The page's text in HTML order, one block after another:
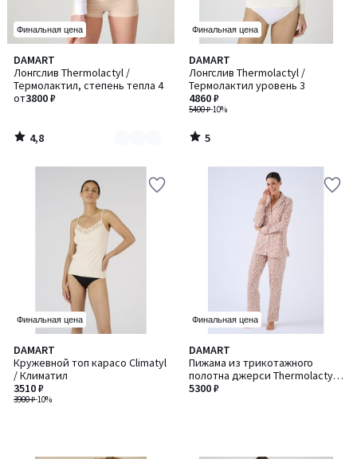
Финальная цена
DAMART
Лонгслив Thermolactyl /
Термолактил, степень тепла 4
от3800 ₽
4,8
/ 5
Количество
цветов:
2
4,8
/
Финальная цена
DAMART
Лонгслив Thermolactyl /
Термолактил уровень 3
5400 ₽-10%
4860 ₽
5
/
5
5
/
Финальная цена
DAMART
Кружевной топ карасо Climatyl
/ Климатил
3900 ₽-10%
3510 ₽
Финальная цена
DAMART
Пижама из трикотажного
полотна джерси Thermolactyl /
Термолактил
5300 ₽